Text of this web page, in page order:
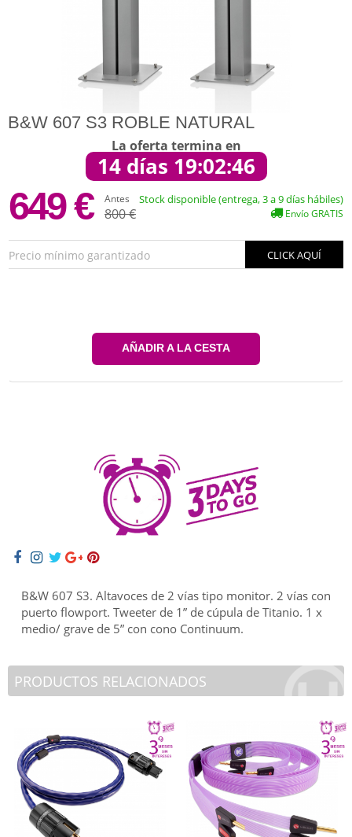
B&W 607 S3 ROBLE NATURAL
La oferta termina en
14 días 19:02:46
649 € Antes
800 €
Stock disponible (entrega, 3 a 9 días hábiles)
Envío GRATIS
Precio mínimo garantizado CLICK AQUÍ
AÑADIR A LA CESTA
B&W 607 S3. Altavoces de 2 vías tipo monitor. 2 vías con
puerto flowport. Tweeter de 1” de cúpula de Titanio. 1 x
medio/ grave de 5” con cono Continuum.
PRODUCTOS RELACIONADOS